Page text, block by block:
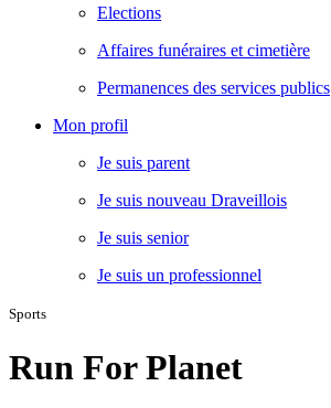
Elections
Affaires funéraires et cimetière
Permanences des services publics
Mon profil
Je suis parent
Je suis nouveau Draveillois
Je suis senior
Je suis un professionnel
Sports
Run For Planet